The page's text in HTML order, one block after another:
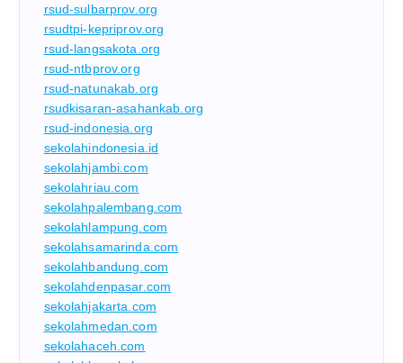
rsud-sulbarprov.org
rsudtpi-kepriprov.org
rsud-langsakota.org
rsud-ntbprov.org
rsud-natunakab.org
rsudkisaran-asahankab.org
rsud-indonesia.org
sekolahindonesia.id
sekolahjambi.com
sekolahriau.com
sekolahpalembang.com
sekolahlampung.com
sekolahsamarinda.com
sekolahbandung.com
sekolahdenpasar.com
sekolahjakarta.com
sekolahmedan.com
sekolahaceh.com